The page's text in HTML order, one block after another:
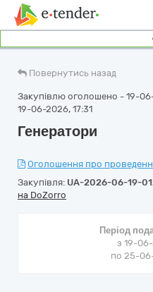
Повернутись назад
Закупівлю оголошено - 19-06-
19-06-2026, 17:31
Генератори
Оголошення про
Закупівля: UA-2026-06-19-
на DoZorro
Період
з 19-
по 25-